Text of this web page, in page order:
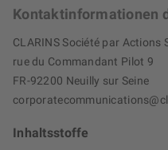
Kontaktinformationen
CLARINS Société par Actions
rue du Commandant Pilot 9
FR-92200 Neuilly sur Seine
Inhaltsstoffe